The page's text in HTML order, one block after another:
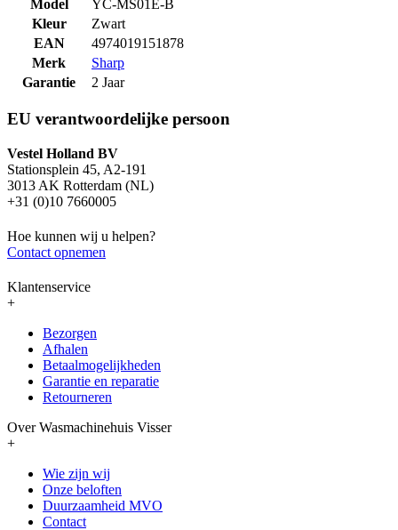
Model
YC-MS01E-B
Kleur
Zwart
EAN
4974019151878
Merk
Sharp
Garantie
2 Jaar
EU verantwoordelijke persoon
Vestel Holland BV
Stationsplein 45, A2-191
3013 AK Rotterdam (NL)
+31 (0)10 7660005
Hoe kunnen wij u helpen?
Contact opnemen
Klantenservice
+
Bezorgen
Afhalen
Betaalmogelijkheden
Garantie en reparatie
Retourneren
Over Wasmachinehuis Visser
+
Wie zijn wij
Onze beloften
Duurzaamheid MVO
Contact